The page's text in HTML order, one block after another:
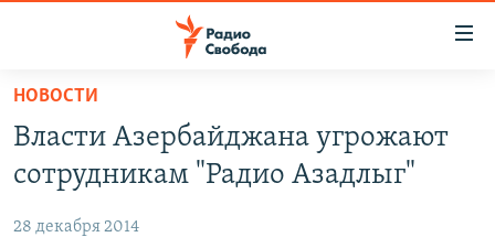
упрощенного
доступа
основному
АВТОРСКИЕ ПРОЕКТЫ
ЦИТАТЫ СВОБОДЫ
НОВОСТИ
Власти Азербайджана угрожают
сотрудникам "Радио Азадлыг"
28 декабря 2014